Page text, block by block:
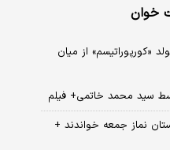
خوان
«کورپوراتیسم» از میان
سید محمد خاتمی+ فیلم
نماز جمعه خواندند +